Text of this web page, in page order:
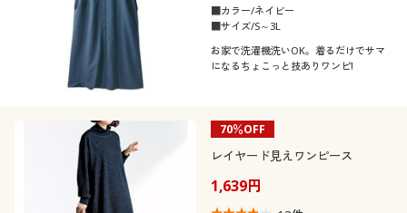
■カラー/ネイビー
■サイズ/S～3L
お家で洗濯機洗いOK。着るだけでサマ
になるちょこっと技ありワンピ!
70％OFF
レイヤード見えワンピース
1,639円